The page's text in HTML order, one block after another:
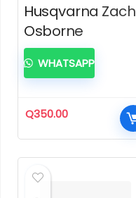
Husqvarna Zach
Osborne
Q350.00
WHATSAPP